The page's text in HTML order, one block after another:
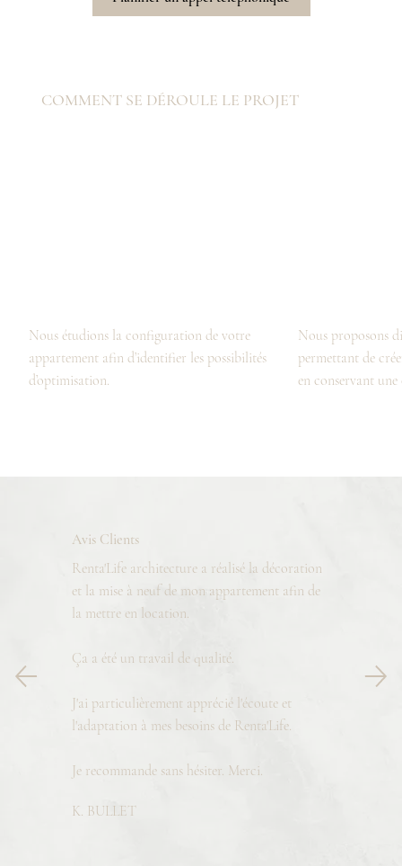
COMMENT SE DÉROULE LE PROJET
Nous étudions la configuration de votre
appartement afin d’identifier les possibilités
d’optimisation.
Nous proposons
permettant de
en conservant
Avis Clients
Renta'Life architecture a réalisé la décoration
et la mise à neuf de mon appartement afin de
la mettre en location.
Ça a été un travail de qualité.
J'ai particulièrement apprécié l'écoute et
l'adaptation à mes besoins de Renta'Life.
Je recommande sans hésiter. Merci.
K. BULLET